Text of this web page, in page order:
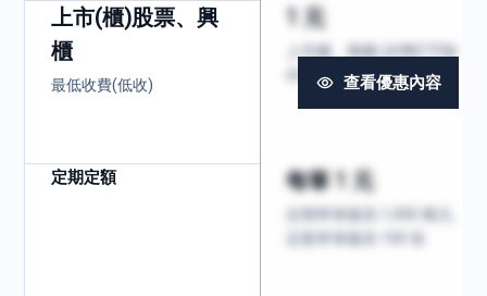
上市(櫃)股票、興
櫃
最低收費(低收)
1 元
上市櫃、興櫃 (外幣ETF除
查看優惠內容
定期定額 每筆 1 元
定期單筆最高 1,000 萬元、
定股單筆最高 100 張